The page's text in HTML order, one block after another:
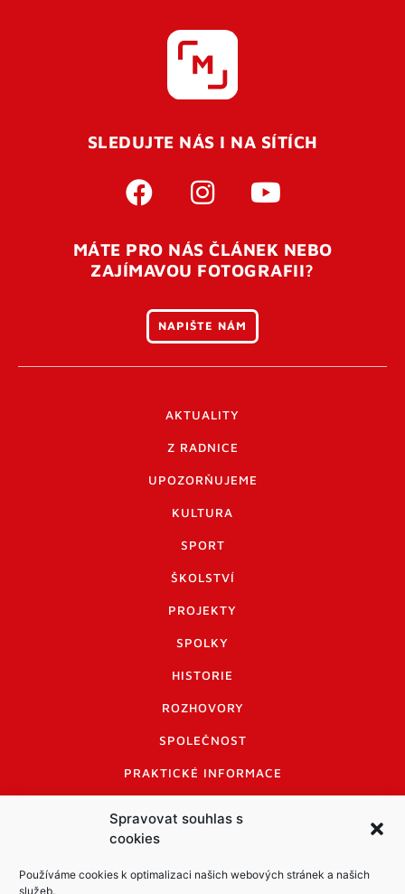
Spravovat souhlas s
cookies
Používáme cookies k optimalizaci našich webových stránek a našich
služeb.
Pro úspěšné dokončení registrace je potřeba
vaší e-mailovouadresu. Po úspěšném odeslání
otevření tohoto odkazu se váš účet ověří a můžete se
přihlásit. Nezapomeňte zkontrolovat složku SPAM ve
SLEDUJTE NÁS I NA SÍTÍCH
MÁTE PRO NÁS ČLÁNEK NEBO
ZAJÍMAVOU FOTOGRAFII?
NAPIŠTE NÁM
AKTUALITY
Z RADNICE
UPOZORŇUJEME
KULTURA
SPORT
ŠKOLSTVÍ
PROJEKTY
SPOLKY
HISTORIE
ROZHOVORY
SPOLEČNOST
PRAKTICKÉ INFORMACE
INFORMACE A KODEX DISKUTUJÍCÍCH
LOGO A LOGO MANUÁL